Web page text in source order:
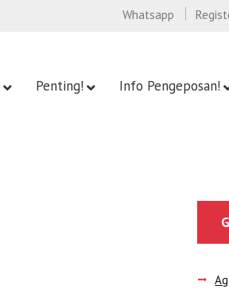
Whatsapp
Penting! Info Pengeposan!